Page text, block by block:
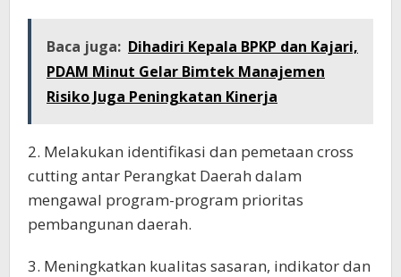
Baca juga: Dihadiri Kepala BPKP dan Kajari,
PDAM Minut Gelar Bimtek Manajemen
Risiko Juga Peningkatan Kinerja
2. Melakukan identifikasi dan pemetaan cross
cutting antar Perangkat Daerah dalam
mengawal program-program prioritas
pembangunan daerah.
3. Meningkatkan kualitas sasaran, indikator dan